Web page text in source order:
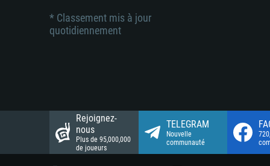
* Classement mis à jour
quotidiennement
Rejoignez-
nous
Plus de 95,000,000
de joueurs
TELEGRAM
Nouvelle
communauté